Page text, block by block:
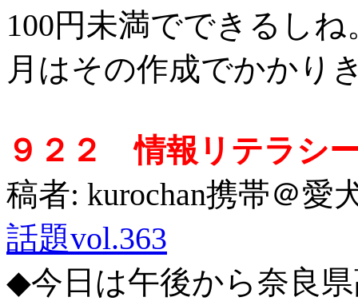
100円未満でできるし
月はその作成でかかり
９２２ 情報リテラシ
稿者: kurochan携帯＠
話題vol.363
◆今日は午後から奈良